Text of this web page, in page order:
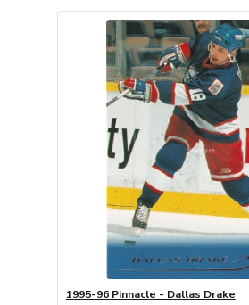
1995-96 Pinnacle - Dallas Drake